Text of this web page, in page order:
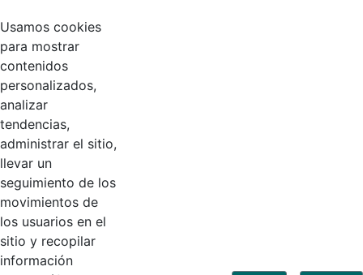
Entidad adscrita al Ministerio de Hacienda y Crédito
Público
Torre 1 (Aire) - Piso 15, Bogotá D.C., Colombia
Código Postal: 111071
Linkedin
Contacto
Línea de servicio al ciudadano: +57(601) 492 64 00
Correo Institucional:
Usamos cookies
para mostrar
contenidos
personalizados,
analizar
tendencias,
administrar el sitio,
llevar un
seguimiento de los
movimientos de
los usuarios en el
sitio y recopilar
información